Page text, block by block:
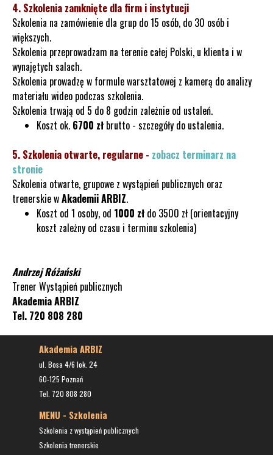
4. Szkolenia zamknięte dla firm i instytucji
Szkolenia na zamówienie dla grup do 15 osób, do 30 osób i
większych.
Szkolenia przeprowadzam na terenie całej Polski, u klienta i w
wynajętych salach.
Szkolenia prowadzę w formule warsztatowej z kamerą do analizy
materiału wideo podczas szkolenia.
Szkolenia trwają od 5 do 8 godzin zależnie od ustaleń.
Koszt ok. 6700 zł brutto - szczegóły do ustalenia.
5. Szkolenia otwarte, regularne - zobacz terminarz na
stronie
Szkolenia otwarte, grupowe z wystąpień publicznych oraz
trenerskiewAkademii ARBIZ.
Koszt od 1 osoby, od 1000 zł do 3500 zł (orientacyjny
koszt zależny od czasu i terminu szkolenia)
Andrzej Różański
Trener Wystąpień publicznych
Akademia ARBIZ
Tel. 720 808 280
MENU - Szkolenia
Szkolenia z wystąpień publicznych
Szkolenia trenerskie
Akademia ARBIZ
ul. Bosa 4/6 lok. 24
60-125 Poznań
Tel. 720 808 280